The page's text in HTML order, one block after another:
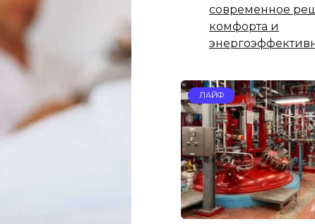
современное
комфорта и
ЛАЙФ